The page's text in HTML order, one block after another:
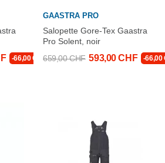
-66,00 CHF
GAASTRA PRO
Salopette Gore-Tex Gaastra
Pro Solent, noir
659,00 CHF 593,00 CHF -66,00